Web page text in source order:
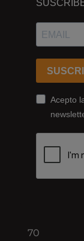
Passeig
dels
Ferrocarrils
Catalans
178,
Cornellà
08940
Barcelona
70
Acepto